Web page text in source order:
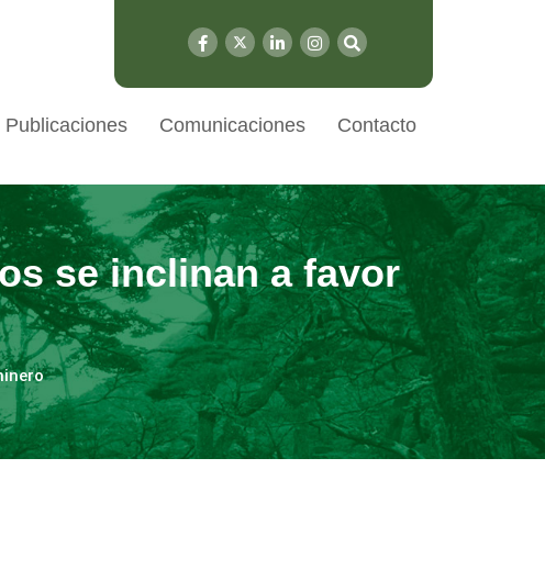
Publicaciones Comunicaciones Contacto
se inclinan a favor